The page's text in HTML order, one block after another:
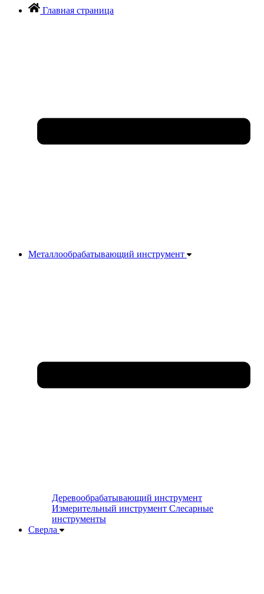
Главная страница
Металлообрабатывающий инструмент
Деревообрабатывающий инструмент
Измерительный инструмент Слесарные
инструменты
Сверла